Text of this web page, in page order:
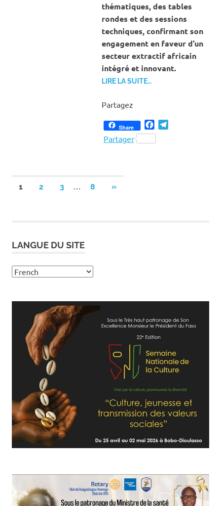
thématiques, des tables
rondes et des sessions
techniques, confirmant son
engagement en faveur d’un
secteur extractif africain
intégré et innovant.
LIRE LA SUITE…
Partagez
Share Facebook
Partager
Pagination
1 2 3 … 8
NEXT
»
LANGUE DU SITE